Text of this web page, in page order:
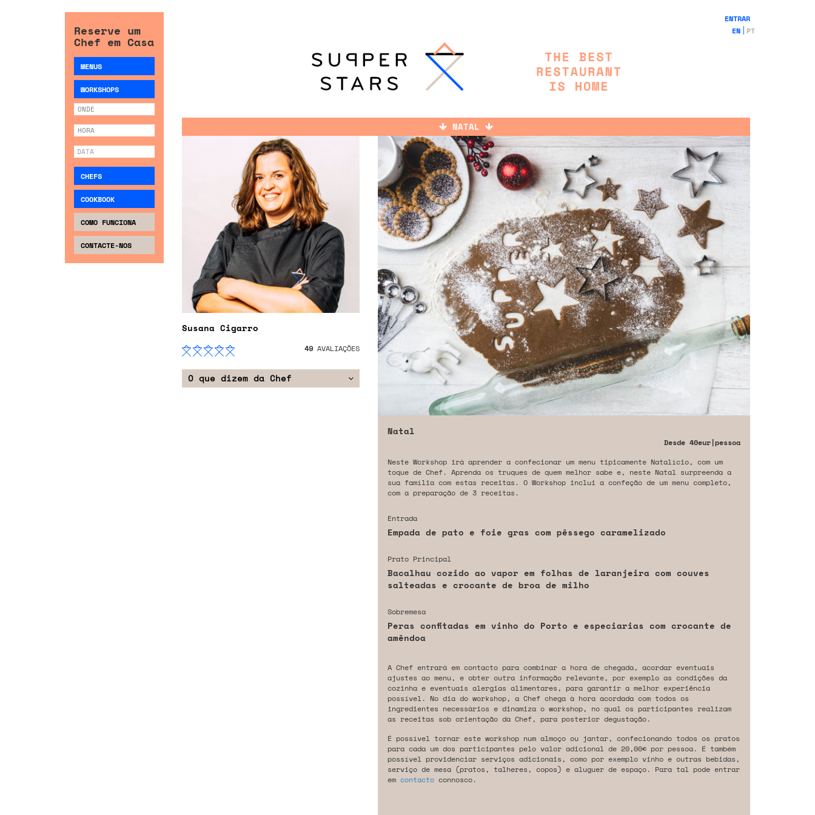
Reserve um
Chef em Casa
MENUS
WORKSHOPS
CHEFS
COOKBOOK
COMO FUNCIONA
CONTACTE-NOS
ENTRAR
EN
PT
NATAL
Susana Cigarro
49AVALIAÇÕES
O que dizem da Chef
Natal
Desde 40eur|pessoa
Neste Workshop irá aprender a confecionar um menu tipicamente Natalício, com um
toque de Chef. Aprenda os truques de quem melhor sabe e, neste Natal surpreenda a
sua família com estas receitas. O Workshop inclui a confeção de um menu completo,
com a preparação de 3 receitas.
Entrada
Empada de pato e foie gras com pêssego caramelizado
Prato Principal
Bacalhau cozido ao vapor em folhas de laranjeira com couves
salteadas e crocante de broa de milho
Sobremesa
Peras confitadas em vinho do Porto e especiarias com crocante de
amêndoa
A Chef entrará em contacto para combinar a hora de chegada, acordar eventuais
ajustes ao menu, e obter outra informação relevante, por exemplo as condições da
cozinha e eventuais alergias alimentares, para garantir a melhor experiência
possível. No dia do workshop, a Chef chega à hora acordada com todos os
ingredientes necessários e dinamiza o workshop, no qual os participantes realizam
as receitas sob orientação da Chef, para posterior degustação.
É possível tornar este workshop num almoço ou jantar, confecionando todos os pratos
para cada um dos participantes pelo valor adicional de 20,00€ por pessoa. É também
possível providenciar serviços adicionais, como por exemplo vinho e outras bebidas,
serviço de mesa (pratos, talheres, copos) e aluguer de espaço. Para tal pode entrar
em contactoconnosco.